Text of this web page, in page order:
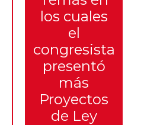
los cuales
el
congresista
presentó
más
Proyectos
de Ley